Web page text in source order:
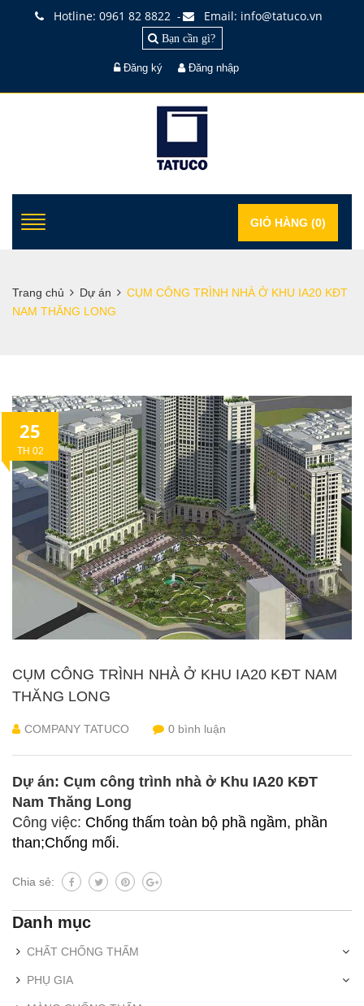
Hotline: 0961 82 8822- Email: info@tatuco.vn
Bạn cần gì?
Đăng ký Đăng nhập
GIỎ HÀNG (0)
Trang chủ Dự án
CỤM CÔNG TRÌNH NHÀ Ở KHU IA20 KĐT
NAM THĂNG LONG
25
TH 02
CỤM CÔNG TRÌNH NHÀ Ở KHU IA20 KĐT NAM
THĂNG LONG
COMPANY TATUCO 0 bình luận
Dự án: Cụm công trình nhà ở Khu IA20 KĐT
Nam Thăng Long
Công việc: Chống thấm toàn bộ phầ ngầm, phần
than;Chống mối.
Chia sẻ:
Danh mục
CHẤT CHỐNG THẤM
PHỤ GIA